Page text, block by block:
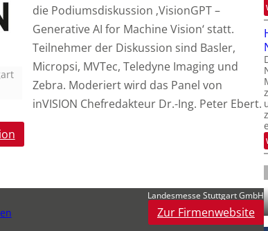
die Podiumsdiskussion ‚VisionGPT –
Generative AI for Machine Vision‘ statt.
Teilnehmer der Diskussion sind Basler,
Micropsi, MVTec, Teledyne Imaging und
Zebra. Moderiert wird das Panel von
inVISION Chefredakteur Dr.-Ing. Peter Ebert.
Landesmesse Stuttgart GmbH
Zur Firmenwebsite